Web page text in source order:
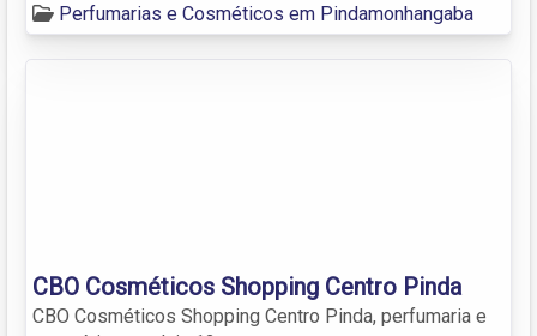
Perfumarias e Cosméticos em Pindamonhangaba
CBO Cosméticos Shopping Centro Pinda
CBO Cosméticos Shopping Centro Pinda, perfumaria e